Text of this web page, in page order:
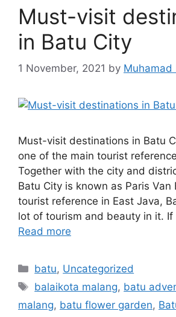
Must-visit
in Batu City
1 November, 2021 by Muhamad
Must-visit destinations in Batu
one of the main tourist
Together with the city and
Batu City is known as Paris Van
tourist reference in East Java,
lot of tourism and beauty in it.
Read more
batu, Uncategorized
balaikota malang, batu
malang, batu flower garden,